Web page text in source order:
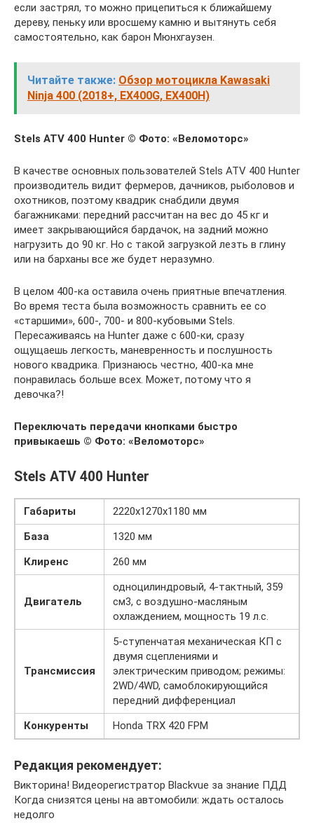
если застрял, то можно прицепиться к ближайшему
дереву, пеньку или вросшему камню и вытянуть себя
самостоятельно, как барон Мюнхгаузен.
Читайте также: Обзор мотоцикла Kawasaki
Ninja 400 (2018+, EX400G, EX400H)
Stels ATV 400 Hunter © Фото: «Веломоторс»
В качестве основных пользователей Stels ATV 400 Hunter
производитель видит фермеров, дачников, рыболовов и
охотников, поэтому квадрик снабдили двумя
багажниками: передний рассчитан на вес до 45 кг и
имеет закрывающийся бардачок, на задний можно
нагрузить до 90 кг. Но с такой загрузкой лезть в глину
или на барханы все же будет неразумно.
В целом 400-ка оставила очень приятные впечатления.
Во время теста была возможность сравнить ее со
«старшими», 600‑, 700‑ и 800‑кубовыми Stels.
Пересаживаясь на Hunter даже с 600‑ки, сразу
ощущаешь легкость, маневренность и послушность
нового квадрика. Признаюсь честно, 400‑ка мне
понравилась больше всех. Может, потому что я
девочка?!
Переключать передачи кнопками быстро
привыкаешь © Фото: «Веломоторс»
Stels ATV 400 Hunter
Габариты
2220х1270х1180 мм
База
1320 мм
Клиренс
260 мм
Двигатель
одноцилиндровый, 4-тактный, 359
см3, с воздушно-масляным
охлаждением, мощность 19 л.с.
Трансмиссия
5-ступенчатая механическая КП с
двумя сцеплениями и
электрическим приводом; режимы:
2WD/4WD, самоблокирующийся
передний дифференциал
Конкуренты
Honda TRX 420 FPM
Редакция рекомендует:
Викторина! Видеорегистратор Blackvue за знание ПДД
Когда снизятся цены на автомобили: ждать осталось
недолго